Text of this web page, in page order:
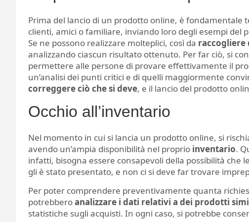
Prima del lancio di un prodotto online, è fondamentale
clienti, amici o familiare, inviando loro degli esempi
Se ne possono realizzare molteplici, così da raccogliere
analizzando ciascun risultato ottenuto. Per far ciò, si
permettere alle persone di provare effettivamente il
un’analisi dei punti critici e di quelli maggiormente
correggere ciò che si deve, e il lancio del prodotto
Occhio all’inventario
Nel momento in cui si lancia un prodotto online, si
avendo un’ampia disponibilità nel proprio inventario.
infatti, bisogna essere consapevoli della possibilità che
gli è stato presentato, e non ci si deve far trovare
Per poter comprendere preventivamente quanta
potrebberoanalizzare i dati relativi a dei prodotti
statistiche sugli acquisti. In ogni caso, si potrebbe